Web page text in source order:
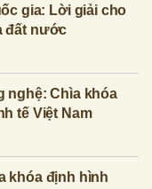
gia: Lời giải cho
đất nước
nghệ: Chìa khóa
tế Việt Nam
khóa định hình